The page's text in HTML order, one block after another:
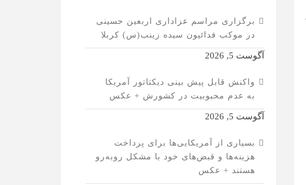
برگزاری مراسم عزاداری اربعین حسینی
در موکب فدائیون سیده زینب(س) کربلا
آگوست 5, 2026
واکنش قابل پیش بینی دیکتاتور آمریکا
به عدم محبوبیت در کشورش + عکس
آگوست 5, 2026
بسیاری از آمریکایی‌ها برای پرداخت
هزینه‌ها و قبض‌های خود با مشکل روبه‌رو
هستند + عکس